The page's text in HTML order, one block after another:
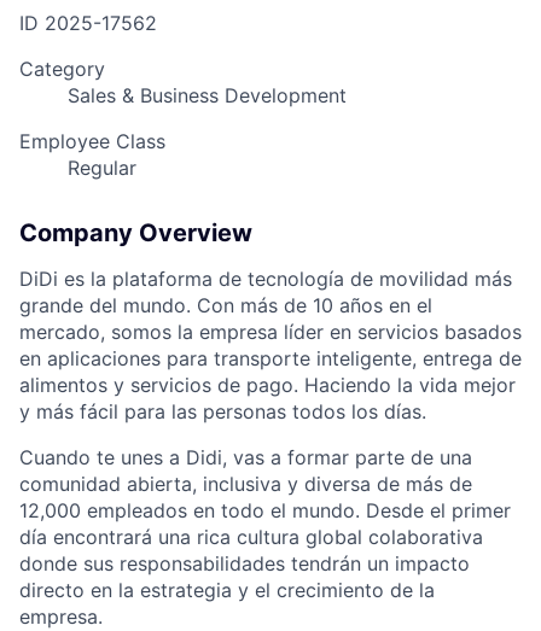
ID 2025-17562
Category
Sales & Business Development
Employee Class
Regular
Company Overview
DiDi es la plataforma de tecnología de movilidad más
grande del mundo. Con más de 10 años en el
mercado, somos la empresa líder en servicios basados
en aplicaciones para transporte inteligente, entrega de
alimentos y servicios de pago. Haciendo la vida mejor
y más fácil para las personas todos los días.
Cuando te unes a Didi, vas a formar parte de una
comunidad abierta, inclusiva y diversa de más de
12,000 empleados en todo el mundo. Desde el primer
día encontrará una rica cultura global colaborativa
donde sus responsabilidades tendrán un impacto
directo en la estrategia y el crecimiento de la
empresa.